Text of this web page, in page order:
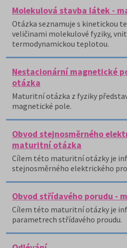
Molekulová stavba látek -
Otázka seznamuje s kinetickou
veličinami molekulové fyziky,
termodynamickou teplotou.
Nestacionární magnetické
otázka
Maturitní otázka z fyziky
magnetické pole.
Obvod stejnosměrného
maturitní otázka
Cílem této maturitní otázky je
stejnosměrného elektrického
Obvod střídavého porudu -
Cílem této maturitní otázky je
parametrech střídavého proudu.